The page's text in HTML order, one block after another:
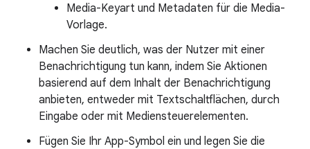
Media-Keyart und Metadaten für die Media-
Vorlage.
Machen Sie deutlich, was der Nutzer mit einer
Benachrichtigung tun kann, indem Sie Aktionen
basierend auf dem Inhalt der Benachrichtigung
anbieten, entweder mit Textschaltflächen, durch
Eingabe oder mit Mediensteuerelementen.
Fügen Sie Ihr App-Symbol ein und legen Sie die